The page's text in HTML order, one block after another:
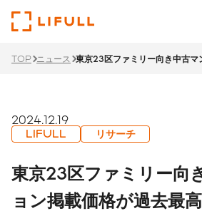
サービス
ニュース
TOP ニュース 東京23区ファミリー向き中古マ
2024.12.19
LIFULL リサーチ
東京23区ファミリー向
ョン掲載価格が過去最